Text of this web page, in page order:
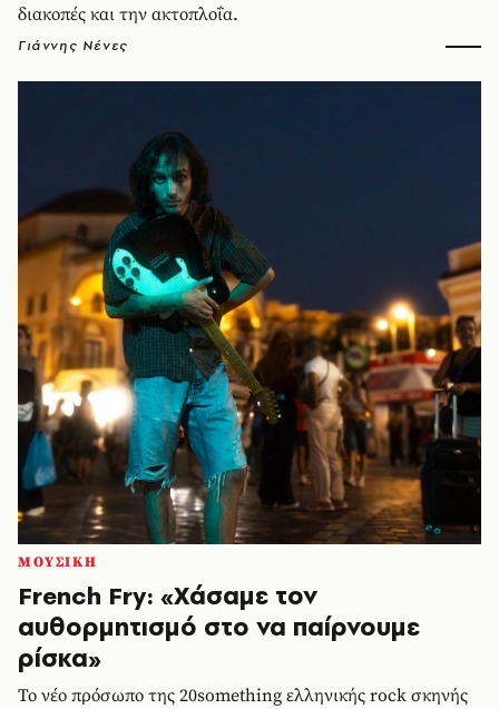
διακοπές και την ακτοπλοΐα.
Γιάννης Νένες
ΜΟΥΣΙΚΗ
French Fry: «Χάσαμε τον
αυθορμητισμό στο να παίρνουμε
ρίσκα»
Το νέο πρόσωπο της 20something ελληνικής rock σκηνής